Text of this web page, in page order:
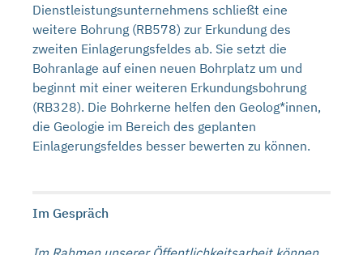
Dienstleistungsunternehmens schließt eine
weitere Bohrung (RB578) zur Erkundung des
zweiten Einlagerungsfeldes ab. Sie setzt die
Bohranlage auf einen neuen Bohrplatz um und
beginnt mit einer weiteren Erkundungsbohrung
(RB328). Die Bohrkerne helfen den Geolog*innen,
die Geologie im Bereich des geplanten
Einlagerungsfeldes besser bewerten zu können.
Im Gespräch